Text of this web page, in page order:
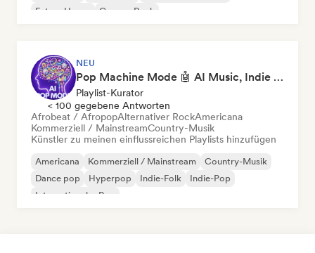
Future House
Garage-Rock
NEU
Pop Machine Mode 🤖 AI Music, Indie Pop & Dream Pop
Playlist-Kurator
< 100 gegebene Antworten
Afrobeat / AfropopAlternativer RockAmericana
Kommerziell / MainstreamCountry-Musik
Künstler zu meinen einflussreichen Playlists hinzufügen
Americana Kommerziell / Mainstream
Country-Musik
Dance pop
Hyperpop Indie-Folk
Indie-Pop
Internationaler Pop